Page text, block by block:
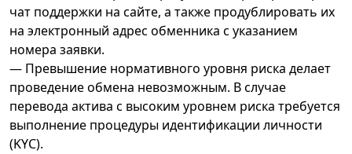
чат поддержки на сайте, а также продублировать их
на электронный адрес обменника с указанием
номера заявки.
— Превышение нормативного уровня риска делает
проведение обмена невозможным. В случае
перевода актива с высоким уровнем риска требуется
выполнение процедуры идентификации личности
(KYC).